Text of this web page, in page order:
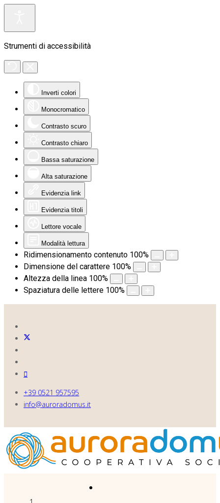
Strumenti di accessibilità
Inverti colori
Monocromatico
Contrasto scuro
Contrasto chiaro
Bassa saturazione
Alta saturazione
Evidenzia link
Evidenzia titoli
Lettore vocale
Modalità lettura
Ridimensionamento contenuto 100%
Dimensione del carattere 100%
Altezza della linea 100%
Spaziatura delle lettere 100%
+39 0521 957595
info@auroradomus.it